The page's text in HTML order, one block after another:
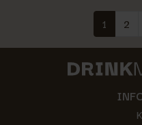
1 2